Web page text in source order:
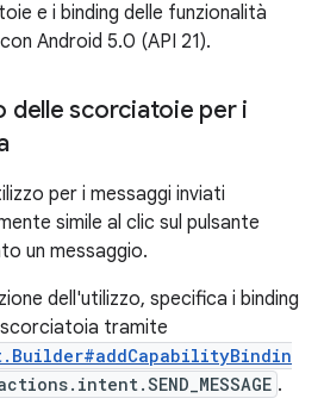
e i binding delle funzionalità
Android 5.0 (API 21).
delle scorciatoie per i
per i messaggi inviati
simile al clic sul pulsante
un messaggio.
dell'utilizzo, specifica i binding
scorciatoia tramite
.